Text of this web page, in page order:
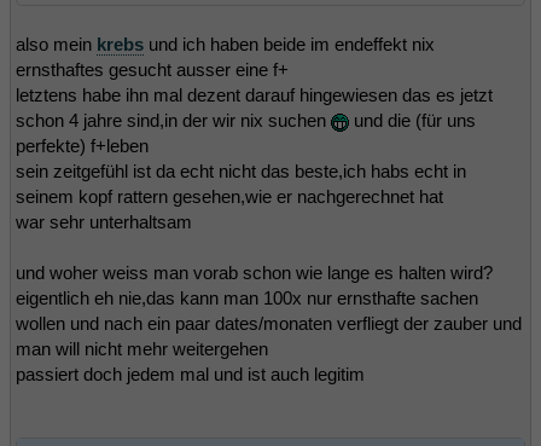
also mein krebs und ich haben beide im endeffekt nix
ernsthaftes gesucht ausser eine f+
letztens habe ihn mal dezent darauf hingewiesen das es jetzt
schon 4 jahre sind,in der wir nix suchen
und die (für uns
perfekte) f+leben
sein zeitgefühl ist da echt nicht das beste,ich habs echt in
seinem kopf rattern gesehen,wie er nachgerechnet hat
war sehr unterhaltsam
und woher weiss man vorab schon wie lange es halten wird?
eigentlich eh nie,das kann man 100x nur ernsthafte sachen
wollen und nach ein paar dates/monaten verfliegt der zauber und
man will nicht mehr weitergehen
passiert doch jedem mal und ist auch legitim